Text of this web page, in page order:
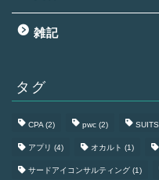
雑記
タグ
CPA (2) pwc (2) SUITS
アプリ (4) オカルト (1)
サードアイコンサルティング (1)